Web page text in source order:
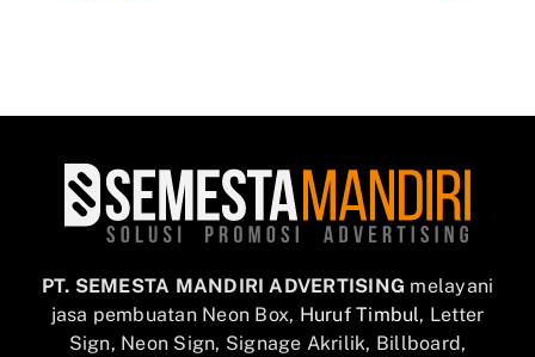
PT. SEMESTA MANDIRI ADVERTISING melayani
jasa pembuatan Neon Box, Huruf Timbul, Letter
Sign, Neon Sign, Signage Akrilik, Billboard,